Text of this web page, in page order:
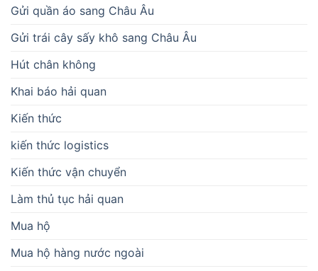
Gửi quần áo sang Châu Âu
Gửi trái cây sấy khô sang Châu Âu
Hút chân không
Khai báo hải quan
Kiến thức
kiến thức logistics
Kiến thức vận chuyển
Làm thủ tục hải quan
Mua hộ
Mua hộ hàng nước ngoài